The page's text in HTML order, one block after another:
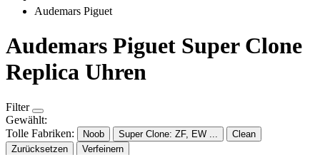
Audemars Piguet
Audemars Piguet Super Clone
Replica Uhren
Filter
Gewählt:
Tolle Fabriken:
Noob Super Clone: ZF, EW ...
Clean
Zurücksetzen
Verfeinern